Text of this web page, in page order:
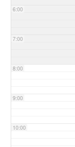
6:00
7:00
8:00
9:00
10:00